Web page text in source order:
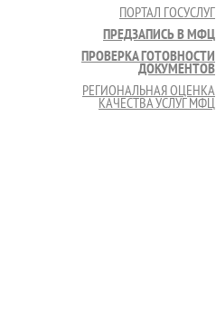
ПОРТАЛ ГОСУСЛУГ
ПРЕДЗАПИСЬ В МФЦ
ПРОВЕРКА ГОТОВНОСТИ
ДОКУМЕНТОВ
РЕГИОНАЛЬНАЯ ОЦЕНКА
КАЧЕСТВА УСЛУГ МФЦ